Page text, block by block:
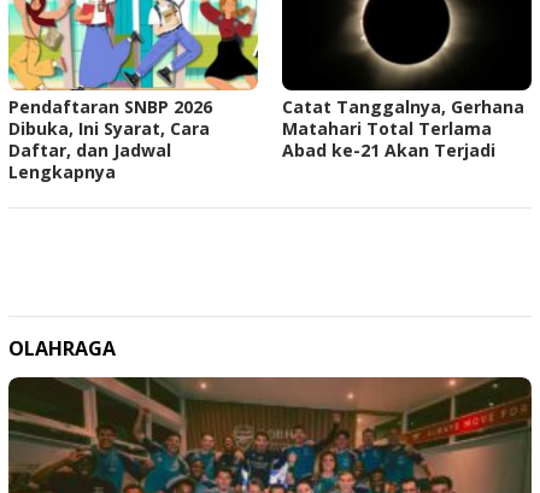
Pendaftaran SNBP 2026
Dibuka, Ini Syarat, Cara
Daftar, dan Jadwal
Lengkapnya
Catat Tanggalnya, Gerhana
Matahari Total Terlama
Abad ke-21 Akan Terjadi
OLAHRAGA